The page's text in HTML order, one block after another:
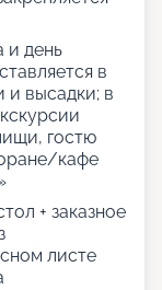
и день
в
и высадки; в
гостю
кафе
+ заказное
листе